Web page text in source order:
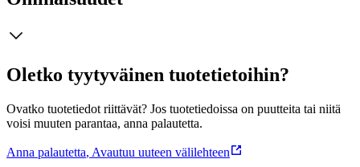
Oletko tyytyväinen tuotetietoihin?
Ovatko tuotetiedot riittävät? Jos tuotetiedoissa on puutteita tai niitä
voisi muuten parantaa, anna palautetta.
Anna palautetta, Avautuu uuteen välilehteen